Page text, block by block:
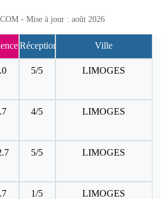
- Mise à jour : août 2026
Réception Ville
5/5 LIMOGES
4/5 LIMOGES
5/5 LIMOGES
1/5 LIMOGES